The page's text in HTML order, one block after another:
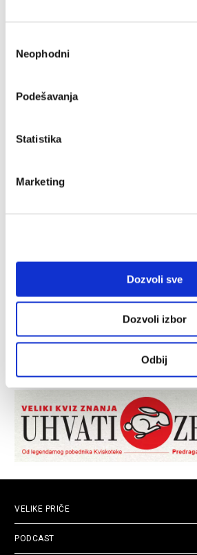
сагласности
Neophodni
Podešavanja
Statistika
Marketing
Dozvoli sve
Dozvoli izbor
Odbij
VELIKE PRIČE
PODCAST